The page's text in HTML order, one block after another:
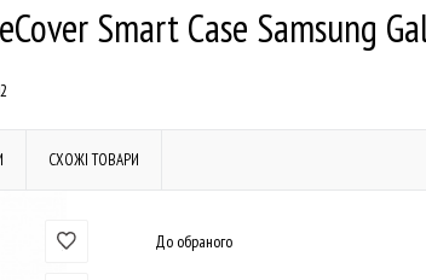
Smart Case Samsung
СХОЖІ ТОВАРИ
До обраного